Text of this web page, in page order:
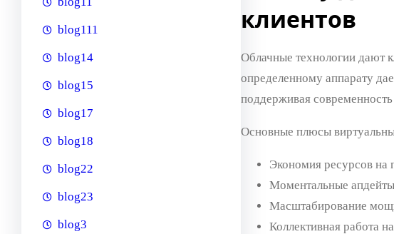
blog111
blog14
blog15
blog17
blog18
blog22
blog23
blog3
клиентов
Облачные технологии дают
определенному аппарату
поддерживая
Основные плюсы
Экономия ресурсов на
Моментальные апдейты
Масштабирование
Коллективная работа